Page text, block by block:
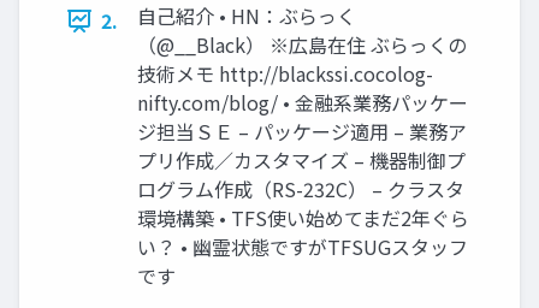
2.
自己紹介 • HN：ぶらっく
（@__Black） ※広島在住 ぶらっくの
技術メモ http://blackssi.cocolog-
nifty.com/blog/ • 金融系業務パッケー
ジ担当ＳＥ – パッケージ適用 – 業務ア
プリ作成／カスタマイズ – 機器制御プ
ログラム作成（RS-232C） – クラスタ
環境構築 • TFS使い始めてまだ2年ぐら
い？ • 幽霊状態ですがTFSUGスタッフ
です